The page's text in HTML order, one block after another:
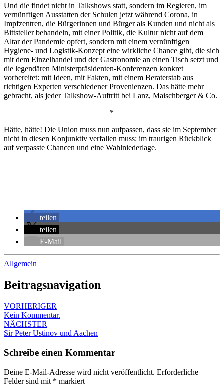
Und die findet nicht in Talkshows statt, sondern im Regieren, im
vernünftigen Ausstatten der Schulen jetzt während Corona, in
Impfzentren, die Bürgerinnen und Bürger als Kunden und nicht als
Bittsteller behandeln, mit einer Politik, die Kultur nicht auf dem
Altar der Pandemie opfert, sondern mit einem vernünftigen
Hygiene- und Logistik-Konzept eine wirkliche Chance gibt, die sich
mit dem Einzelhandel und der Gastronomie an einen Tisch setzt und
die legendären Ministerpräsidenten-Konferenzen konkret
vorbereitet: mit Ideen, mit Fakten, mit einem Beraterstab aus
richtigen Experten verschiedener Provenienzen. Das hätte mehr
gebracht, als jeder Talkshow-Auftritt bei Lanz, Maischberger & Co.
*
Hätte, hätte! Die Union muss nun aufpassen, dass sie im September
nicht in diesen Konjunktiv verfallen muss: im traurigen Rückblick
auf verpasste Chancen und eine Wahlniederlage.
teilen
teilen
E-Mail
Allgemein
Beitragsnavigation
VORHERIGER
Kein Kommentar.
NÄCHSTER
Sir Peter Ustinov und Aachen
Schreibe einen Kommentar
Deine E-Mail-Adresse wird nicht veröffentlicht. Erforderliche
Felder sind mit * markiert